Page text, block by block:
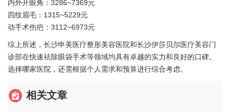
内外开眼角：3286~7369元
四纹眉毛：1315~5229元
动手术伤疤：3112~6973元
综上所述，长沙申美医疗整形美容医院和长沙伊莎贝尔医疗美容门
诊部在快速祛除眼袋手术等领域均具有卓越的实力和良好的口碑。
选择哪家医院，还需根据个人需求和预算进行综合考虑。
相关文章